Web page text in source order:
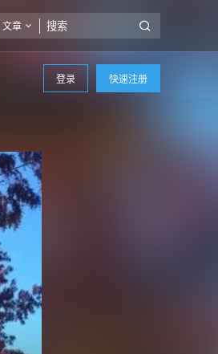
文章
登录 快速注册